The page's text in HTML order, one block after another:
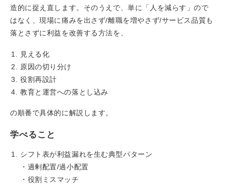
造的に捉え直します。そのうえで、単に「人を減らす」ので
はなく、現場に痛みを出さず/離職を増やさず/サービス品質も
落とさずに利益を改善する方法を、
見える化
原因の切り分け
役割再設計
教育と運営への落とし込み
の順番で具体的に解説します。
学べること
シフト表が利益漏れを生む典型パターン
・過剰配置/過小配置
・役割ミスマッチ